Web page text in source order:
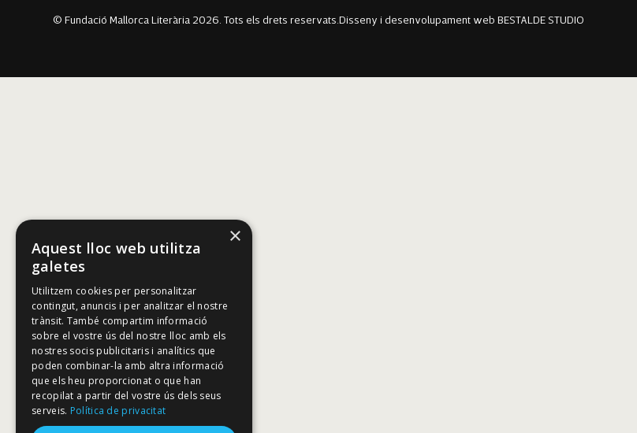
© Fundació Mallorca Literària 2026. Tots els drets reservats. Disseny i desenvolupament web BESTALDE STUDIO
×
Aquest lloc web utilitza
galetes
Utilitzem cookies per personalitzar
contingut, anuncis i per analitzar el nostre
trànsit. També compartim informació
sobre el vostre ús del nostre lloc amb els
nostres socis publicitaris i analítics que
poden combinar-la amb altra informació
que els heu proporcionat o que han
recopilat a partir del vostre ús dels seus
serveis. Política de privacitat